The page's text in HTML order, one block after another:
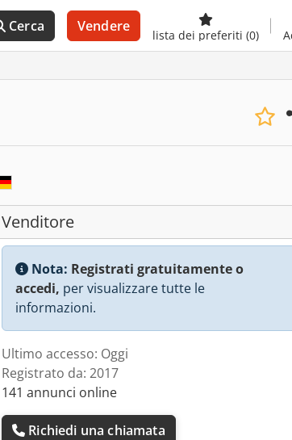
Cerca Vendere
lista dei preferiti (0)
Venditore
Nota: Registrati gratuitamente o
accedi, per visualizzare tutte le
informazioni.
Ultimo accesso: Oggi
Registrato da: 2017
141 annunci online
Richiedi una chiamata